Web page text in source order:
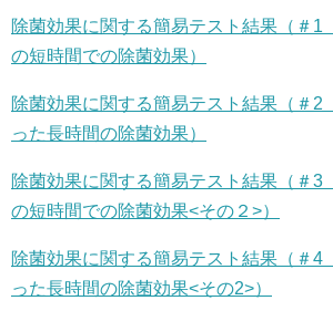
除菌効果に関する簡易テスト結果（＃
の短時間での除菌効果）
除菌効果に関する簡易テスト結果（＃
った長時間の除菌効果）
除菌効果に関する簡易テスト結果（＃
の短時間での除菌効果<その２>）
除菌効果に関する簡易テスト結果（＃
った長時間の除菌効果<その2>）